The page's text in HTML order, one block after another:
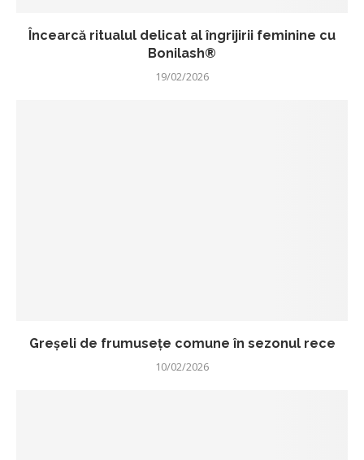
Încearcă ritualul delicat al îngrijirii feminine cu
Bonilash®
19/02/2026
Greșeli de frumusețe comune în sezonul rece
10/02/2026